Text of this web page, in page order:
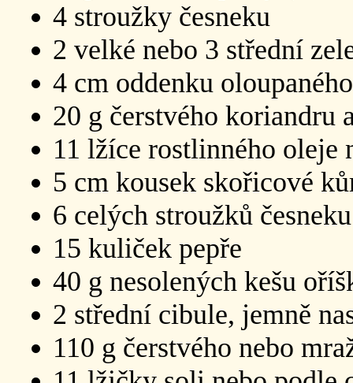
4 stroužky česneku
2 velké nebo 3 střední
4 cm oddenku
20 g čerstvého koriandru
11 lžíce rostlinného oleje
5 cm kousek skořicové
6 celých stroužků česneku
15 kuliček pepře
40 g nesolených kešu
2 střední cibule, jemně
110 g čerstvého nebo